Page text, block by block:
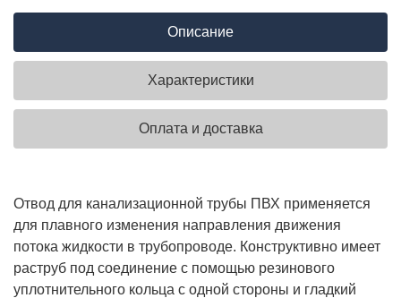
Описание
Характеристики
Оплата и доставка
Отвод для канализационной трубы ПВХ применяется
для плавного изменения направления движения
потока жидкости в трубопроводе. Конструктивно имеет
раструб под соединение с помощью резинового
уплотнительного кольца с одной стороны и гладкий